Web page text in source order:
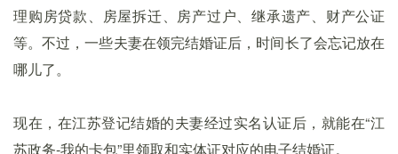
理购房贷款、房屋拆迁、房产过户、继承遗产、财产公证
等。不过，一些夫妻在领完结婚证后，时间长了会忘记放在
哪儿了。
现在，在江苏登记结婚的夫妻经过实名认证后，就能在“江
苏政务-我的卡包”里领取和实体证对应的电子结婚证。